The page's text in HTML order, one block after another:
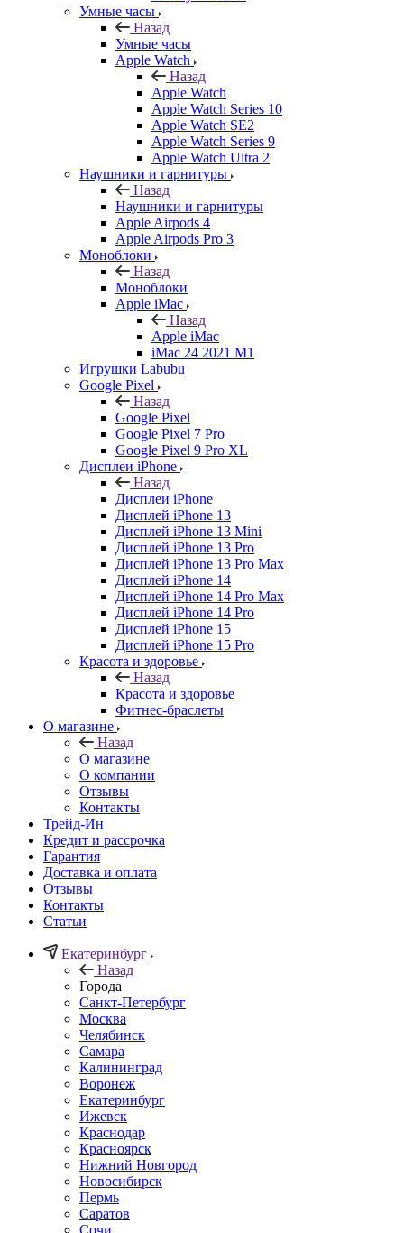
Умные часы
Назад
Умные часы
Apple Watch
Назад
Apple Watch
Apple Watch Series 10
Apple Watch SE2
Apple Watch Series 9
Apple Watch Ultra 2
Наушники и гарнитуры
Назад
Наушники и гарнитуры
Apple Airpods 4
Apple Airpods Pro 3
Моноблоки
Назад
Моноблоки
Apple iMac
Назад
Apple iMac
iMac 24 2021 M1
Игрушки Labubu
Google Pixel
Назад
Google Pixel
Google Pixel 7 Pro
Google Pixel 9 Pro XL
Дисплеи iPhone
Назад
Дисплеи iPhone
Дисплей iPhone 13
Дисплей iPhone 13 Mini
Дисплей iPhone 13 Pro
Дисплей iPhone 13 Pro Max
Дисплей iPhone 14
Дисплей iPhone 14 Pro Max
Дисплей iPhone 14 Pro
Дисплей iPhone 15
Дисплей iPhone 15 Pro
Красота и здоровье
Назад
Красота и здоровье
Фитнес-браслеты
О магазине
Назад
О магазине
О компании
Отзывы
Контакты
Трейд-Ин
Кредит и рассрочка
Гарантия
Доставка и оплата
Отзывы
Контакты
Статьи
Екатеринбург
Назад
Города
Санкт-Петербург
Москва
Челябинск
Самара
Калининград
Воронеж
Екатеринбург
Ижевск
Краснодар
Красноярск
Нижний Новгород
Новосибирск
Пермь
Саратов
Сочи